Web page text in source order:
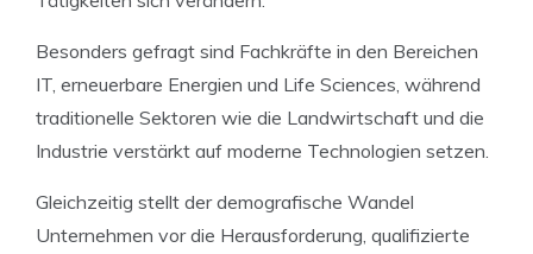
Besonders gefragt sind Fachkräfte in den Bereichen
IT, erneuerbare Energien und Life Sciences, während
traditionelle Sektoren wie die Landwirtschaft und die
Industrie verstärkt auf moderne Technologien setzen.
Gleichzeitig stellt der demografische Wandel
Unternehmen vor die Herausforderung, qualifizierte